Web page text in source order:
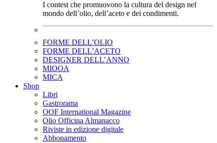
I contest che promuovono la cultura del design nel
mondo dell’olio, dell’aceto e dei condimenti.
FORME DELL’OLIO
FORME DELL’ACETO
DESIGNER DELL’ANNO
MIOOA
MICA
Shop
Libri
Gastrorama
OOF International Magazine
Olio Officina Almanacco
Riviste in edizione digitale
Abbonamento